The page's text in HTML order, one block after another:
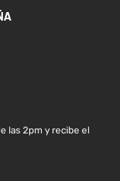
las 2pm y recibe el